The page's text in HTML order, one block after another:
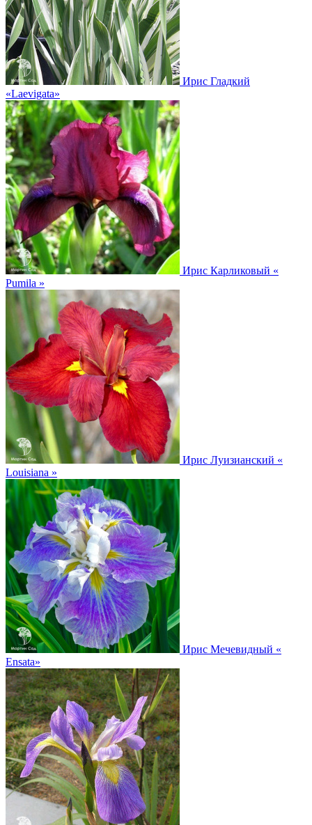
Ирис Гладкий
«Laevigata»
Ирис Карликовый «
Pumila »
Ирис Луизианский «
Louisiana »
Ирис Мечевидный «
Ensata»